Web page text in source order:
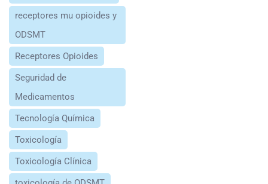
receptores mu opioides y
ODSMT
Receptores Opioides
Seguridad de
Medicamentos
Tecnología Química
Toxicología
Toxicología Clínica